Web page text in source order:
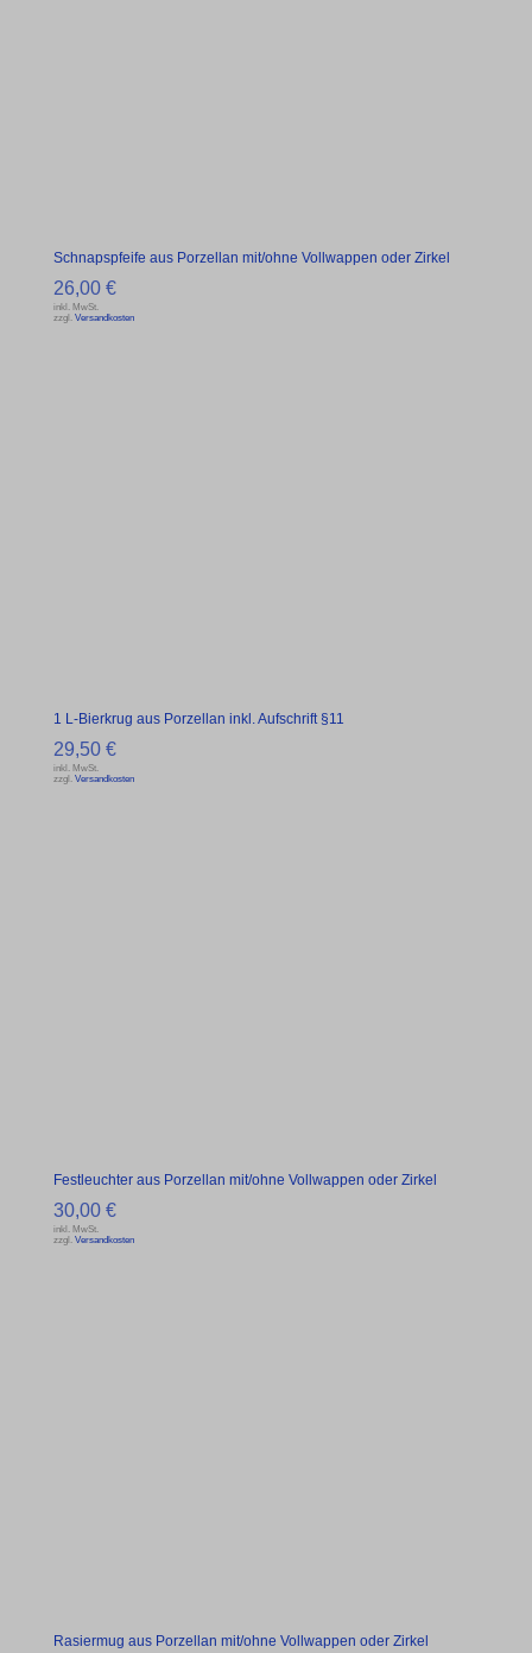
Schnapspfeife aus Porzellan mit/ohne Vollwappen oder Zirkel
26,00 €
inkl. MwSt.
zzgl. Versandkosten
1 L-Bierkrug aus Porzellan inkl. Aufschrift §11
29,50 €
inkl. MwSt.
zzgl. Versandkosten
Festleuchter aus Porzellan mit/ohne Vollwappen oder Zirkel
30,00 €
inkl. MwSt.
zzgl. Versandkosten
Rasiermug aus Porzellan mit/ohne Vollwappen oder Zirkel